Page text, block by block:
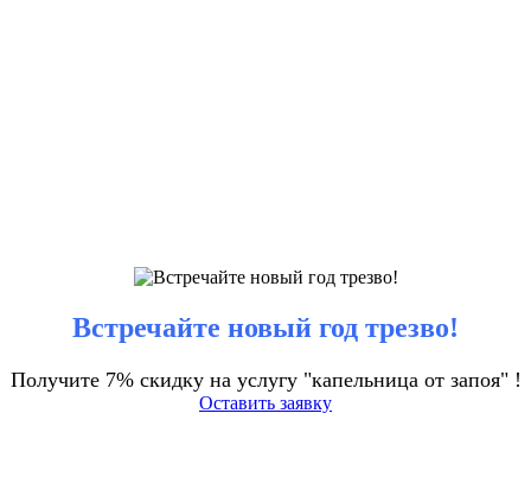
Встречайте новый год трезво!
Получите 7% скидку на услугу "капельница от запоя" !
Оставить заявку